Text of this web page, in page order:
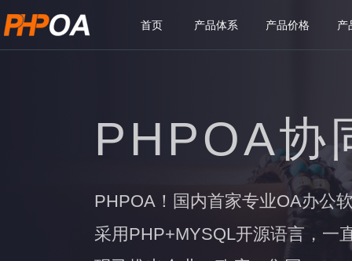
首页 产品体系 产品价格 产
PHPOA协
PHPOA！国内首家专业OA办公
采用PHP+MYSQL开源语言，一